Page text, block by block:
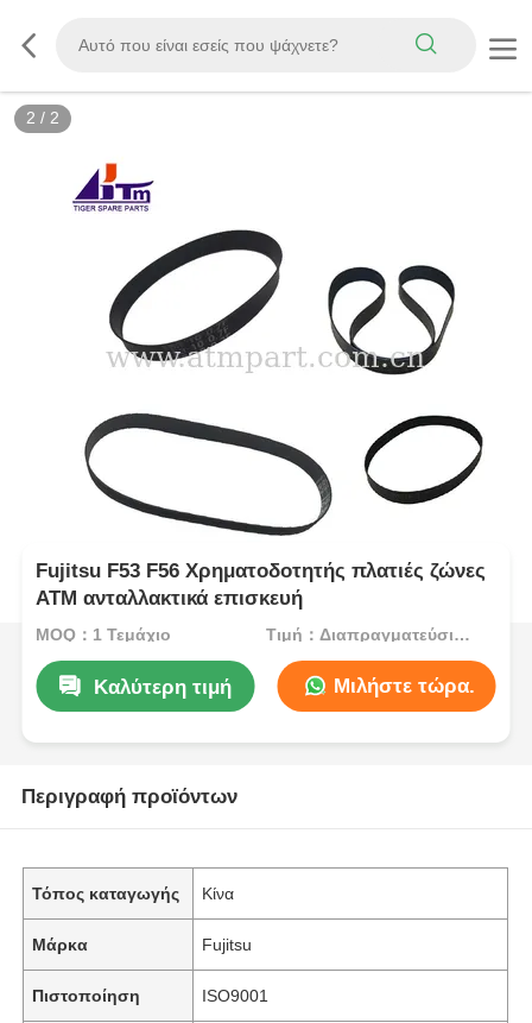
2 / 2
Fujitsu F53 F56 Χρηματοδοτητής πλατιές ζώνες
ΑΤΜ ανταλλακτικά επισκευή
MOQ：1 Τεμάχιο Τιμή：Διαπραγματεύσιμος
Καλύτερη τιμή Μιλήστε τώρα.
Περιγραφή προϊόντων
Τόπος καταγωγής Κίνα
Μάρκα Fujitsu
Πιστοποίηση ISO9001